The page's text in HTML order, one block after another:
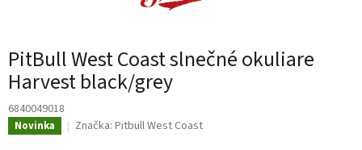
PitBull West Coast slnečné okuliare
Harvest black/grey
6840049018
Novinka Značka: Pitbull West Coast